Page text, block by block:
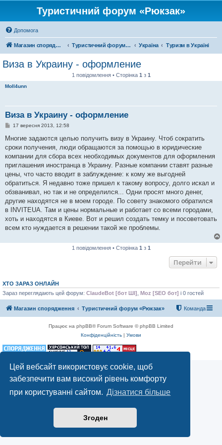
Цей вебсайт використовує cookie, щоб
забезпечити вам високий рівень комфорту
при користуванні сайтом. Дізнатися більше
Згоден
Туристичний форум «Рюкзак»
Допомога
Магазин спорядження Туристичний форум «Рюкзак» Україна Туризм в Україні
Виза в Украину - оформление
1 повідомлення • Сторінка 1 з 1
Moll4unn
Виза в Украину - оформление
П
в
д
о
л
е
н
я
17 вересня 2013, 12:58
Многие задаются целью получить визу в Украину. Чтоб сократить
сроки получения, люди обращаются за помощью в юридические
компании для сбора всех необходимых документов для оформления
приглашения иностранца в Украину. Разные компании ставят разные
цены, что часто вводит в заблуждение: к кому же выгодней
обратиться. Я недавно тоже пришел к такому вопросу, долго искал и
обзванивал, но так и не определился... Одни просят много денег,
другие находятся не в моем городе. По совету знакомого обратился
в INVITEUA. Там и цены нормальные и работает со всеми городами,
хоть и находятся в Киеве. Вот и решил создать темку и посоветовать
всем кто нуждается в решении такой же проблемы.
1 повідомлення • Сторінка 1 з 1
Перейти
ХТО ЗАРАЗ ОНЛАЙН
Зараз переглядають цей форум: ClaudeBot [бот ШІ] Moz [SEO бот] і 0 гостей
Магазин спорядження Туристичний форум «Рюкзак» Команда
Працює на phpBB® Forum Software © phpBB Limited
Конфіденційність | Умови